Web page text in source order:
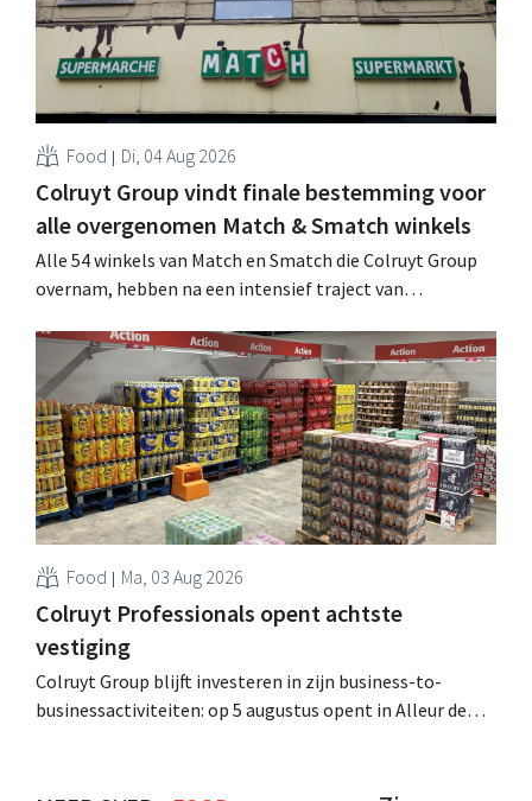
Food Di, 04 Aug 2026
Colruyt Group vindt finale bestemming voor
alle overgenomen Match & Smatch winkels
Alle 54 winkels van Match en Smatch die Colruyt Group
overnam, hebben na een intensief traject van
Al is die bestemming voor sommige panden een sluiting.
Food Ma, 03 Aug 2026
Colruyt Professionals opent achtste
vestiging
Colruyt Group blijft investeren in zijn business-to-
businessactiviteiten: op 5 augustus opent in Alleur de
klanten. .